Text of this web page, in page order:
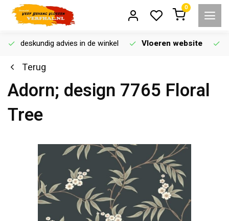
0
deskundig advies in de winkel Vloeren website
Terug
Adorn; design 7765 Floral
Tree